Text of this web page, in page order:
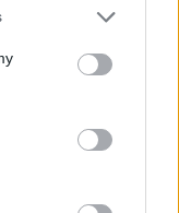
Esim for Caribbean